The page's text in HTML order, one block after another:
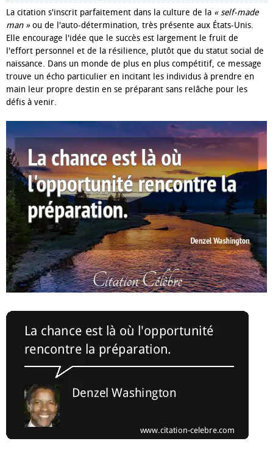
La citation s'inscrit parfaitement dans la culture de la « self-made
man »ou de l'auto-détermination, très présente aux États-Unis.
Elle encourage l'idée que le succès est largement le fruit de
l'effort personnel et de la résilience, plutôt que du statut social de
naissance. Dans un monde de plus en plus compétitif, ce message
trouve un écho particulier en incitant les individus à prendre en
main leur propre destin en se préparant sans relâche pour les
défis à venir.